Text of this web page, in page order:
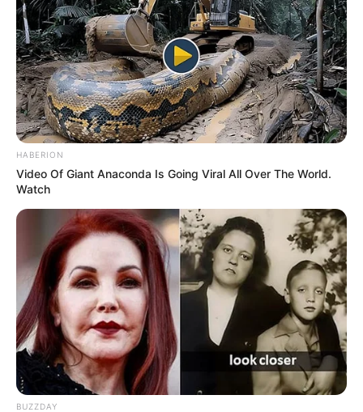
HABERION
Video Of Giant Anaconda Is Going Viral All Over The World.
Watch
BUZZDAY